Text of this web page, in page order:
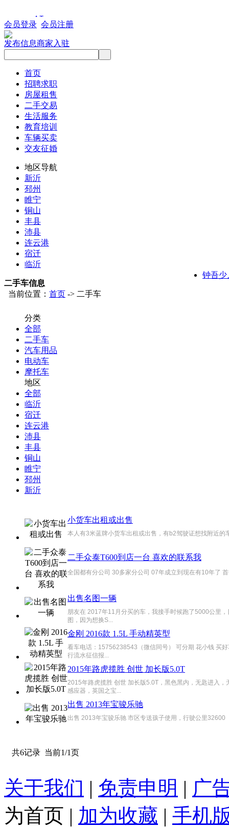
会员登录 会员注册
发布信息商家入驻
首页
招聘求职
房屋租售
二手交易
生活服务
教育培训
车辆买卖
交友征婚
地区导航
新沂
邳州
睢宁
铜山
丰县
沛县
连云港
宿迁
临沂
钟吾少
二手车信息
当前位置： 首页 -> 二手车
分类
全部
二手车
汽车用品
电动车
摩托车
地区
全部
临沂
宿迁
连云港
沛县
丰县
铜山
睢宁
邳州
新沂
小货车出租或出售
本人有3米蓝牌小货车出租或出售，有b2驾驶证想找附近
二手众泰T600到店一台 喜欢的联系我
全国都有分公司 30多家分公司 07年成立到现在有10年了
出售名图一辆
朋友在 2017年11月分买的车，我接手时候跑了5000公里
图，因为想换S...
金刚 2016款 1.5L 手动精英型
看车电话：15756238543（微信同号） 可分期 花小钱 买
行流水征信报...
2015年路虎揽胜 创世 加长版5.0T
2015年路虎揽胜 创世 加长版5.0T，黑色黑内，无匙进入
感应器，英国之宝...
出售 2013年宝骏乐驰
出售 2013年宝骏乐驰 市区专送孩子使用，行驶公里
共6记录 当前1/1页
关于我们 | 免责申明 | 广
为首页 | 加为收藏 | 手机